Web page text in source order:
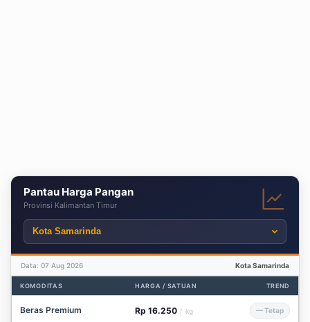
Pantau Harga Pangan
Provinsi Kalimantan Timur
Data: 07 Aug 2026 Kota Samarinda
KOMODITAS HARGA / SATUAN TREND
Beras Premium Rp 16.250 / kg — Tetap